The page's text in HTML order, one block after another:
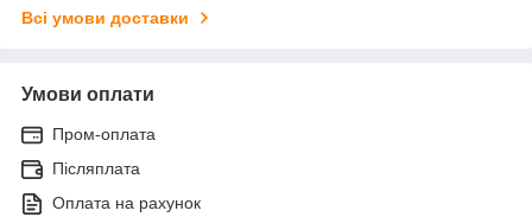
Всі умови доставки
Умови оплати
Пром-оплата
Післяплата
Оплата на рахунок